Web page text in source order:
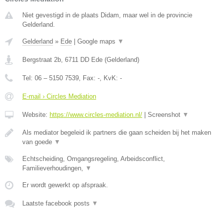
Niet gevestigd in de plaats Didam, maar wel in de provincie
Gelderland.
Gelderland » Ede Google maps ▼
Bergstraat 2b, 6711 DD Ede (Gelderland)
Tel: 06 – 5150 7539, Fax: -, KvK: -
E-mail › Circles Mediation
Website: https://www.circles-mediation.nl/ Screenshot ▼
Als mediator begeleid ik partners die gaan scheiden bij het maken
van goede ▼
Echtscheiding, Omgangsregeling, Arbeidsconflict,
Familieverhoudingen, ▼
Er wordt gewerkt op afspraak.
Laatste facebook posts ▼